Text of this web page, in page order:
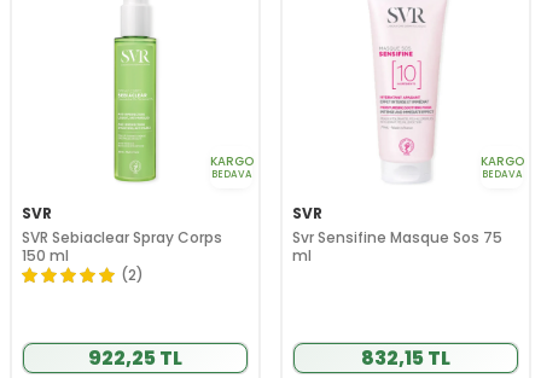
KARGO
BEDAVA
SVR
SVR Sebiaclear Spray Corps
150 ml
(2)
922,25 TL
KARGO
BEDAVA
SVR
Svr Sensifine Masque Sos 75
ml
832,15 TL